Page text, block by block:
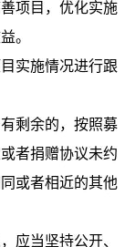
项目，优化实施
。
实施情况进行跟
剩余的，按照募
者捐赠协议未约
或者相近的其他
应当坚持公开、